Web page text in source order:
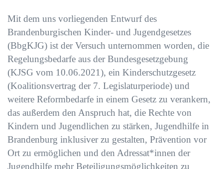
Mit dem uns vorliegenden Entwurf des
Brandenburgischen Kinder- und Jugendgesetzes
(BbgKJG) ist der Versuch unternommen worden, die
Regelungsbedarfe aus der Bundesgesetzgebung
(KJSG vom 10.06.2021), ein Kinderschutzgesetz
(Koalitionsvertrag der 7. Legislaturperiode) und
weitere Reformbedarfe in einem Gesetz zu verankern,
das außerdem den Anspruch hat, die Rechte von
Kindern und Jugendlichen zu stärken, Jugendhilfe in
Brandenburg inklusiver zu gestalten, Prävention vor
Ort zu ermöglichen und den Adressat*innen der
Jugendhilfe mehr Beteiligungsmöglichkeiten zu